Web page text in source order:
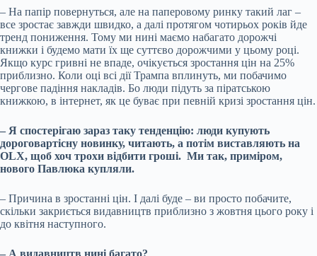
– На папір повернуться, але на паперовому ринку такий лаг –
все зростає завжди швидко, а далі протягом чотирьох років йде
тренд пониження. Тому ми нині маємо набагато дорожчі
книжки і будемо мати їх ще суттєво дорожчими у цьому році.
Якщо курс гривні не впаде, очікується зростання цін на 25%
приблизно. Коли оці всі дії Трампа вплинуть, ми побачимо
чергове падіння накладів. Бо люди підуть за піратською
книжкою, в інтернет, як це буває при певній кризі зростання цін.
– Я спостерігаю зараз таку тенденцію: люди купують
дороговартісну новинку, читають, а потім виставляють на
OLX, щоб хоч трохи відбити гроші. Ми так, приміром,
нового Павлюка купляли.
– Причина в зростанні цін. І далі буде – ви просто побачите,
скільки закриється видавництв приблизно з жовтня цього року і
до квітня наступного.
– А видавництв нині багато?